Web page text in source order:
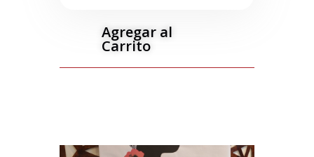
Agregar al
Carrito